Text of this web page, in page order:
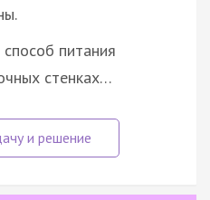
питания
стенках…